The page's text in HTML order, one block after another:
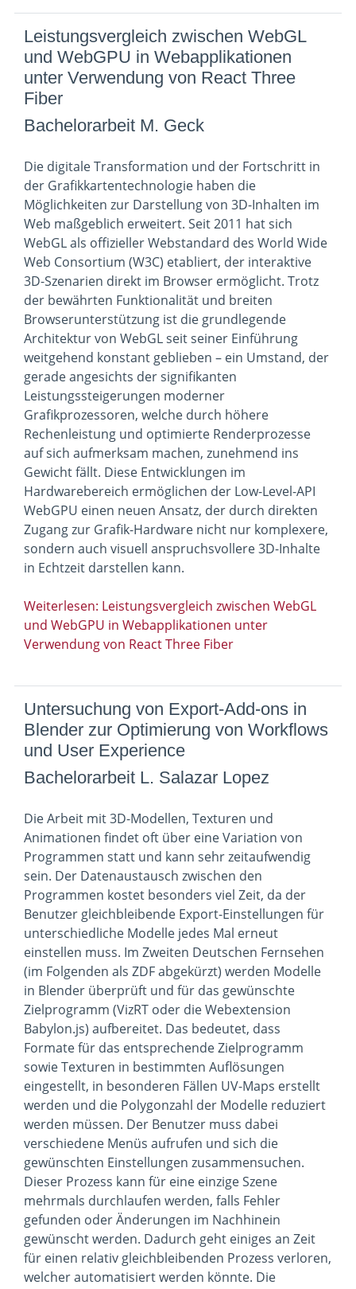
Leistungsvergleich zwischen WebGL
und WebGPU in Webapplikationen
unter Verwendung von React Three
Fiber
Bachelorarbeit M. Geck
Die digitale Transformation und der Fortschritt in
der Grafikkartentechnologie haben die
Möglichkeiten zur Darstellung von 3D-Inhalten im
Web maßgeblich erweitert. Seit 2011 hat sich
WebGL als offizieller Webstandard des World Wide
Web Consortium (W3C) etabliert, der interaktive
3D-Szenarien direkt im Browser ermöglicht. Trotz
der bewährten Funktionalität und breiten
Browserunterstützung ist die grundlegende
Architektur von WebGL seit seiner Einführung
weitgehend konstant geblieben – ein Umstand, der
gerade angesichts der signifikanten
Leistungssteigerungen moderner
Grafikprozessoren, welche durch höhere
Rechenleistung und optimierte Renderprozesse
auf sich aufmerksam machen, zunehmend ins
Gewicht fällt. Diese Entwicklungen im
Hardwarebereich ermöglichen der Low-Level-API
WebGPU einen neuen Ansatz, der durch direkten
Zugang zur Grafik-Hardware nicht nur komplexere,
sondern auch visuell anspruchsvollere 3D-Inhalte
in Echtzeit darstellen kann.
Weiterlesen: Leistungsvergleich zwischen WebGL
und WebGPU in Webapplikationen unter
Verwendung von React Three Fiber
Untersuchung von Export-Add-ons in
Blender zur Optimierung von Workflows
und User Experience
Bachelorarbeit L. Salazar Lopez
Die Arbeit mit 3D-Modellen, Texturen und
Animationen findet oft über eine Variation von
Programmen statt und kann sehr zeitaufwendig
sein. Der Datenaustausch zwischen den
Programmen kostet besonders viel Zeit, da der
Benutzer gleichbleibende Export-Einstellungen für
unterschiedliche Modelle jedes Mal erneut
einstellen muss. Im Zweiten Deutschen Fernsehen
(im Folgenden als ZDF abgekürzt) werden Modelle
in Blender überprüft und für das gewünschte
Zielprogramm (VizRT oder die Webextension
Babylon.js) aufbereitet. Das bedeutet, dass
Formate für das entsprechende Zielprogramm
sowie Texturen in bestimmten Auflösungen
eingestellt, in besonderen Fällen UV-Maps erstellt
werden und die Polygonzahl der Modelle reduziert
werden müssen. Der Benutzer muss dabei
verschiedene Menüs aufrufen und sich die
gewünschten Einstellungen zusammensuchen.
Dieser Prozess kann für eine einzige Szene
mehrmals durchlaufen werden, falls Fehler
gefunden oder Änderungen im Nachhinein
gewünscht werden. Dadurch geht einiges an Zeit
für einen relativ gleichbleibenden Prozess verloren,
welcher automatisiert werden könnte. Die